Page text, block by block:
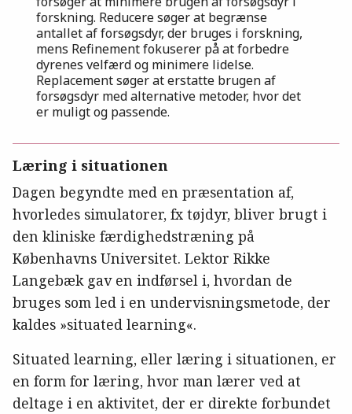
forskning. Reducere søger at begrænse
antallet af forsøgsdyr, der bruges i forskning,
mens Refinement fokuserer på at forbedre
dyrenes velfærd og minimere lidelse.
Replacement søger at erstatte brugen af
forsøgsdyr med alternative metoder, hvor det
er muligt og passende.
Læring i situationen
Dagen begyndte med en præsentation af,
hvorledes simulatorer, fx tøjdyr, bliver brugt i
den kliniske færdighedstræning på
Københavns Universitet. Lektor Rikke
Langebæk gav en indførsel i, hvordan de
bruges som led i en undervisningsmetode, der
kaldes »situated learning«.
Situated learning, eller læring i situationen, er
en form for læring, hvor man lærer ved at
deltage i en aktivitet, der er direkte forbundet